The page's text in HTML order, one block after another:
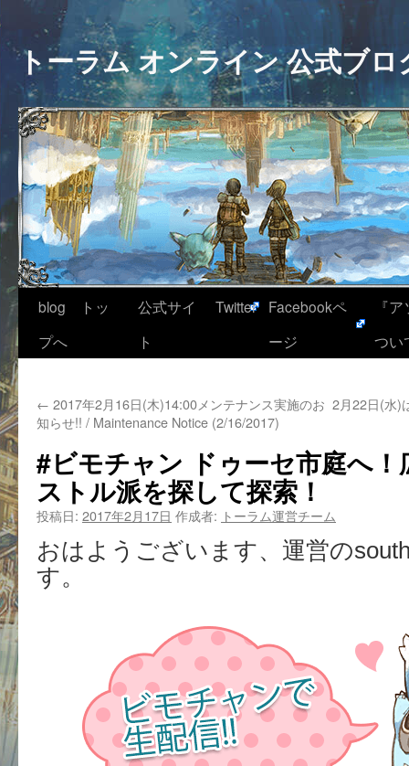
トーラム オンライン 公式ブロ
blog トッ
プへ
公式サイ
ト
Twitter
Facebookペ
ージ
『
つい
← 2017年2月16日(木)14:00メンテナンス実施のお
知らせ!! / Maintenance Notice (2/16/2017)
2月22日(水)
#ビモチャン ドゥーセ市庭へ
ストル派を探して探索！
投稿日: 2017年2月17日 作成者: トーラム運営チーム
おはようございます、運営の
す。